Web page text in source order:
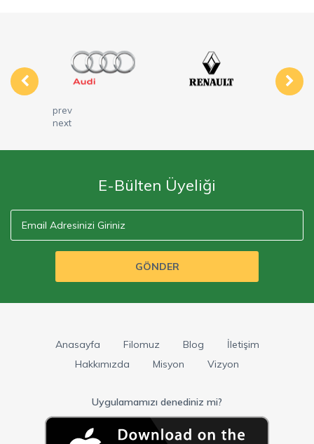
prev
next
E-Bülten Üyeliği
GÖNDER
Anasayfa Filomuz Blog
İletişim
Hakkımızda
Misyon Vizyon
Uygulamamızı denediniz mi?